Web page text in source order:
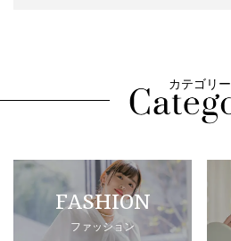
カテゴリー
FASHION
ファッション